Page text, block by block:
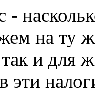
-
на ту
и для
эти